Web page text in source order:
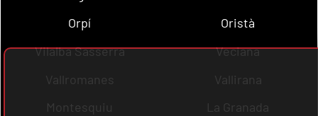
Orpí
Oristà
Vilalba Sasserra
Veciana
Vallromanes
Vallirana
Montesquiu
La Granada